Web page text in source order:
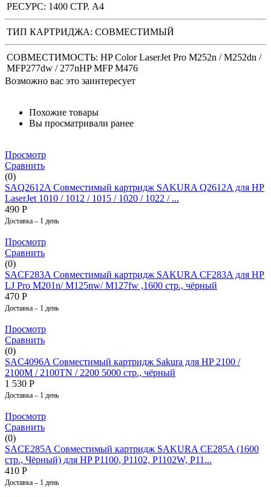
РЕСУРС: 1400 СТР. А4
ТИП КАРТРИДЖА: СОВМЕСТИМЫЙ
СОВМЕСТИМОСТЬ: HP Color LaserJet Pro M252n / M252dn /
MFP277dw / 277nHP MFP M476
Возможно вас это заинтересует
Похожие товары
Вы просматривали ранее
Просмотр
Сравнить
(0)
SAQ2612A Совместимый картридж SAKURA Q2612A для HP
LaserJet 1010 / 1012 / 1015 / 1020 / 1022 / ...
490 Р
Доставка – 1 день
Просмотр
Сравнить
(0)
SACF283A Совместимый картридж SAKURA CF283A для HP
LJ Pro M201n/ M125nw/ M127fw ,1600 стр., чёрный
470 Р
Доставка – 1 день
Просмотр
Сравнить
(0)
SAC4096A Совместимый картридж Sakura для HP 2100 /
2100M / 2100TN / 2200 5000 стр., чёрный
1 530 Р
Доставка – 1 день
Просмотр
Сравнить
(0)
SACE285A Совместимый картридж SAKURA CE285A (1600
стр., Чёрный) для HP P1100, P1102, P1102W, P11...
410 Р
Доставка – 1 день